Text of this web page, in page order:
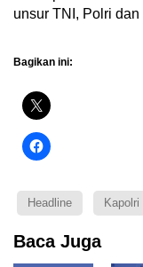
unsur TNI, Polri
Bagikan ini:
Headline Kapolri
Baca Juga